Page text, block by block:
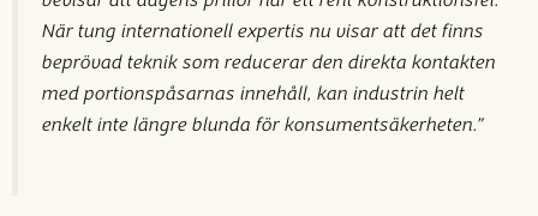
När tung internationell expertis nu visar att det finns
beprövad teknik som reducerar den direkta kontakten
med portionspåsarnas innehåll, kan industrin helt
enkelt inte längre blunda för konsumentsäkerheten.”